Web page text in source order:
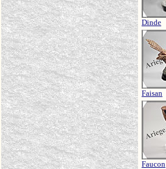
Dinde
Faisan
Faucon